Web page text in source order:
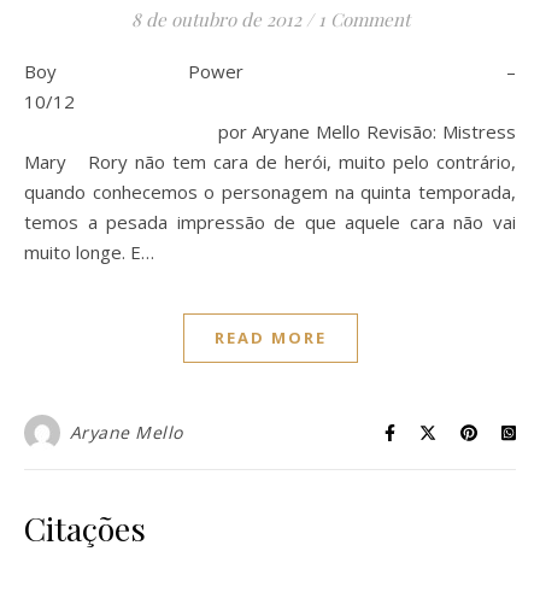
8 de outubro de 2012 / 1 Comment
Boy Power –
10/12
por Aryane Mello Revisão: Mistress
Mary Rory não tem cara de herói, muito pelo contrário,
quando conhecemos o personagem na quinta temporada,
temos a pesada impressão de que aquele cara não vai
muito longe. E…
READ MORE
Aryane Mello
Citações